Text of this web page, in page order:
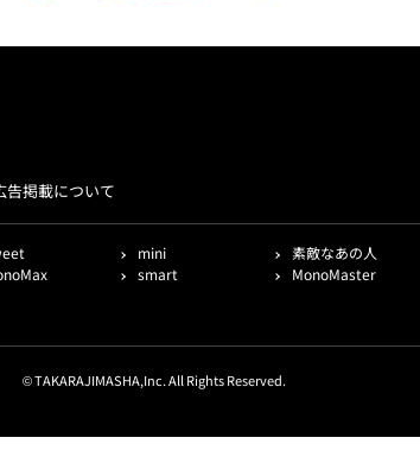
告掲載について
mini
素敵なあの人
smart
MonoMaster
© TAKARAJIMASHA,Inc. All Rights Reserved.